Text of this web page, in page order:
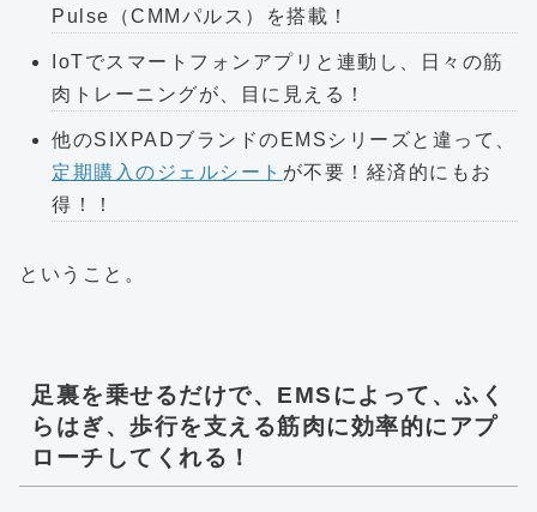
Pulse（CMMパルス）を搭載！
IoTでスマートフォンアプリと連動し、日々の筋
肉トレーニングが、目に見える！
他のSIXPADブランドのEMSシリーズと違って、
定期購入のジェルシート が不要！経済的にもお
得！！
ということ。
足裏を乗せるだけで、EMSによって、ふく
らはぎ、歩行を支える筋肉に効率的にアプ
ローチしてくれる！